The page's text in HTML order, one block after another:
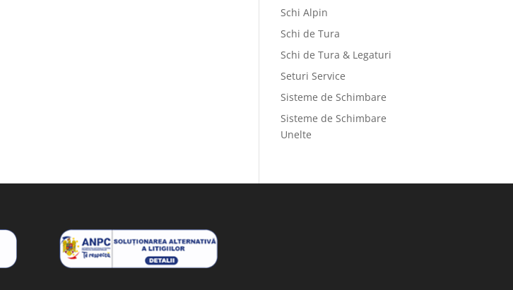
Schi Alpin
Schi de Tura
Schi de Tura & Legaturi
Seturi Service
Sisteme de Schimbare
Sisteme de Schimbare
Unelte